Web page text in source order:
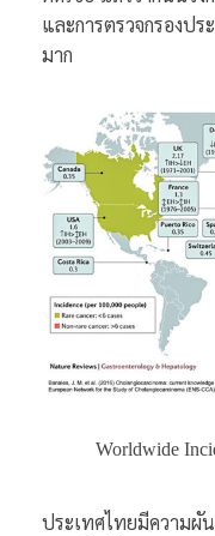
และการตรวจกรองปร
มาก
Worldwide
ประเทศไทยมีความผั